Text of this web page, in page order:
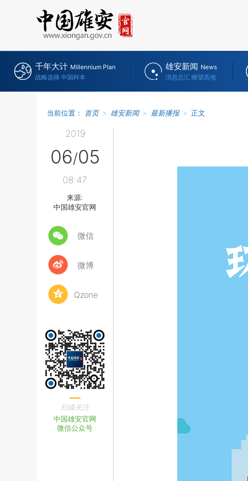
千年大计 Millennium Plan
战略选择 中国样本
雄安新闻 News
消息总汇 瞭望高地
当前位置： 首页 > 雄安新闻 > 最新播报 > 正文
2019
06/05
08:47
来源:
中国雄安官网
微信
微博
Qzone
扫描关注
中国雄安官网
微信公众号